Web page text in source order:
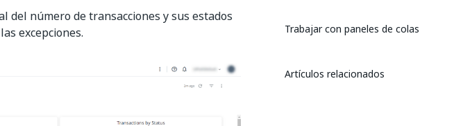
del número de transacciones y sus estados
excepciones.
Trabajar con paneles de colas
Artículos relacionados